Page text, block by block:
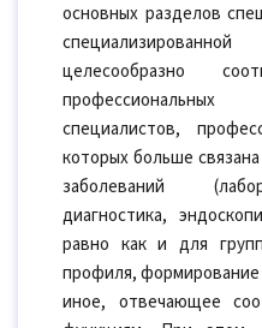
основных разделов
целесообразно
специалистов,
которых больше
заболеваний
диагностика,
равно как и для
профиля, формирование
иное, отвечающее